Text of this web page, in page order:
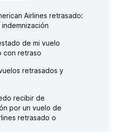
Airlines retrasado:
indemnización
de mi vuelo
con retraso
retrasados y
recibir de
por un vuelo de
retrasado o